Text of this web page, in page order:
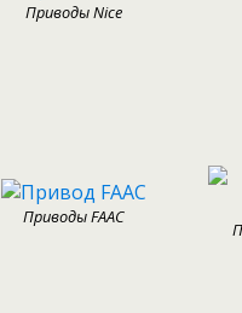
Приводы Nice
Приводы FAAC